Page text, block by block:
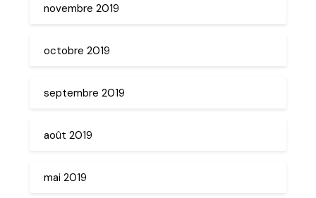
novembre 2019
octobre 2019
septembre 2019
août 2019
mai 2019